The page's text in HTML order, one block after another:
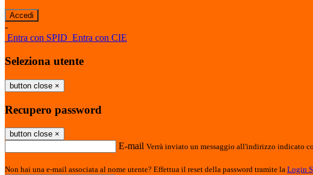
-
Entra con SPID Entra con CIE
Seleziona utente
button close ×
Recupero password
button close ×
E-mail Verrà inviato un messaggio all'indirizzo indicato
Non hai una e-mail associata al nome utente? Effettua il reset della password tramite la Login